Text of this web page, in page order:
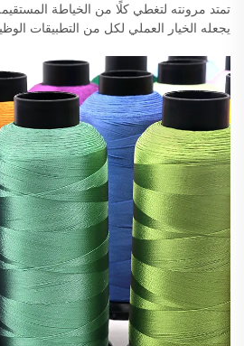
تمتد مرونته لتغطي كلًا من الخياطة
يجعله الخيار العملي لكل من التطبيقات